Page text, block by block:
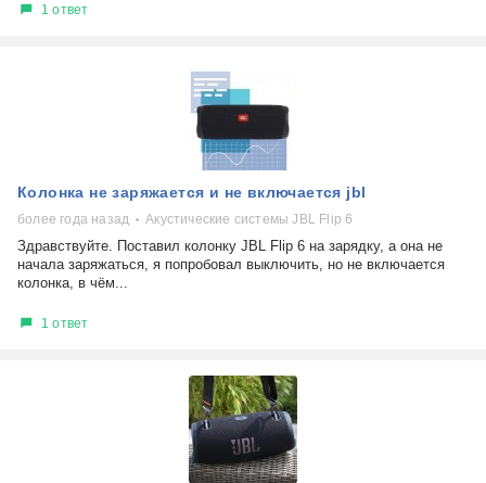
1 ответ
Колонка не заряжается и не включается jbl
более года назад Акустические системы JBL Flip 6
Здравствуйте. Поставил колонку JBL Flip 6 на зарядку, а она не
начала заряжаться, я попробовал выключить, но не включается
колонка, в чём...
1 ответ